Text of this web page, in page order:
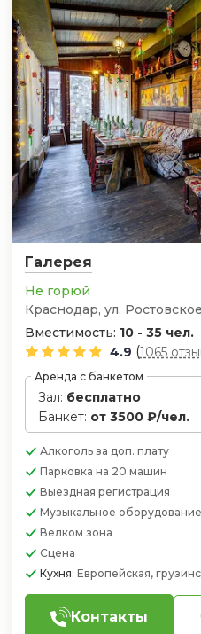
Галерея
Не горюй
Краснодар, ул.
Вместимость: 10 - 35 чел.
4.9 (1065
Аренда с банкетом
Зал: бесплатно
Банкет: от 3500 ₽/чел.
Алкоголь за доп. плату
Парковка на 20 машин
Выездная регистрация
Музыкальное оборудование
Велком зона
Сцена
Кухня: Европейская,
Контакты